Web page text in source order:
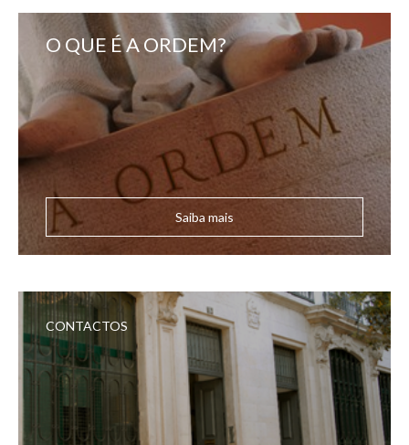
O QUE É A ORDEM?
Saiba mais
CONTACTOS